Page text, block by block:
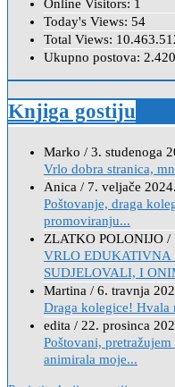
Online Visitors: 1
Today's Views: 54
Total Views:
Ukupno postova: 2.420
Knjiga gostiju
Marko / 3. studenoga
Vrlo dobra stranica,
Anica / 7. veljače 2024.
Poštovanje, draga
promoviranju...
ZLATKO POLONIJO /
VRLO EDUKATIVNA
SUDJELOVALI, I
Martina / 6. travnja
Draga kolegice! Hvala
edita / 22. prosinca
Poštovani,
animirala moje...